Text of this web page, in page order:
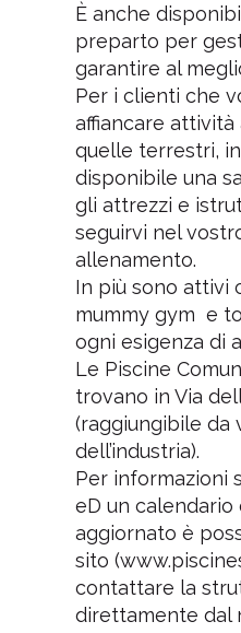
È anche
preparto per
garantire al
Per i clienti che
affiancare attività
quelle terrestri,
disponibile una
gli attrezzi e
seguirvi nel
allenamento.
In più sono attivi
mummy gym e
ogni esigenza di
Le Piscine
trovano in Via
(raggiungibile da
dell’industria).
Per informazioni
eD un calendario
aggiornato è
sito
contattare la
direttamente dal